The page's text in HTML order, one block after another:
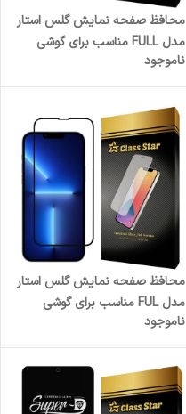
محافظ صفحه نمایش گلس استار
مدل FULL مناسب برای گوشی
موبایل شیائومی Poco X3 Pro
ناموجود
محافظ صفحه نمایش گلس استار
مدل FUL مناسب برای گوشی
موبایل اپل iPhone 13
ناموجود